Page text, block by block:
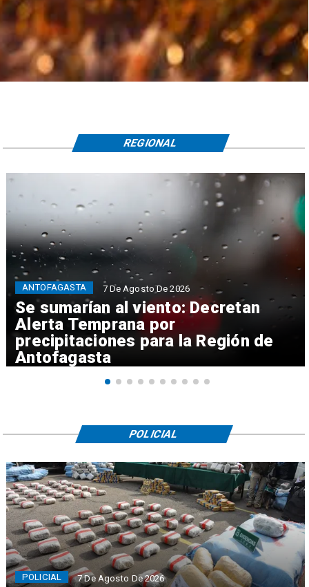
Se sumarían al viento: Decretan
Alerta Temprana por
precipitaciones para la Región de
Antofagasta
ANTOFAGASTA 7 De Agosto De 2026
REGIONAL
POLICIAL 7 De Agosto De 2026
POLICIAL